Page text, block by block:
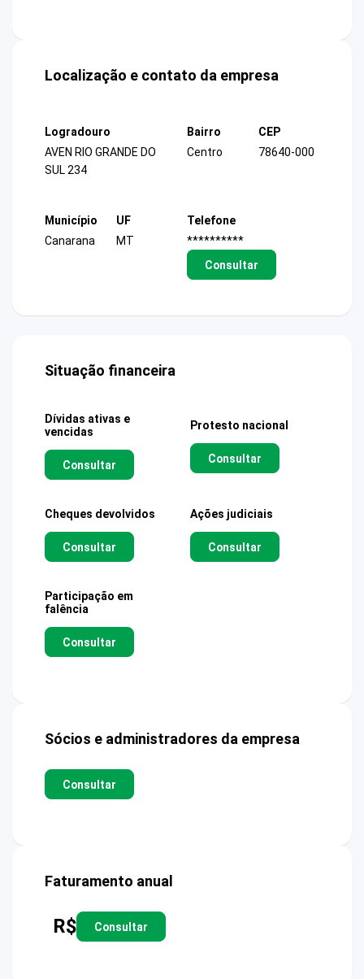
Localização e contato da empresa
Logradouro
AVEN RIO GRANDE DO
SUL 234
Bairro
Centro
CEP
78640-000
Município
Canarana
UF
MT
Telefone
**********
Consultar
Situação financeira
Dívidas ativas e
vencidas
Consultar
Protesto nacional
Consultar
Cheques devolvidos
Consultar
Ações judiciais
Consultar
Participação em
falência
Consultar
Sócios e administradores da empresa
Consultar
Faturamento anual
R$ Consultar